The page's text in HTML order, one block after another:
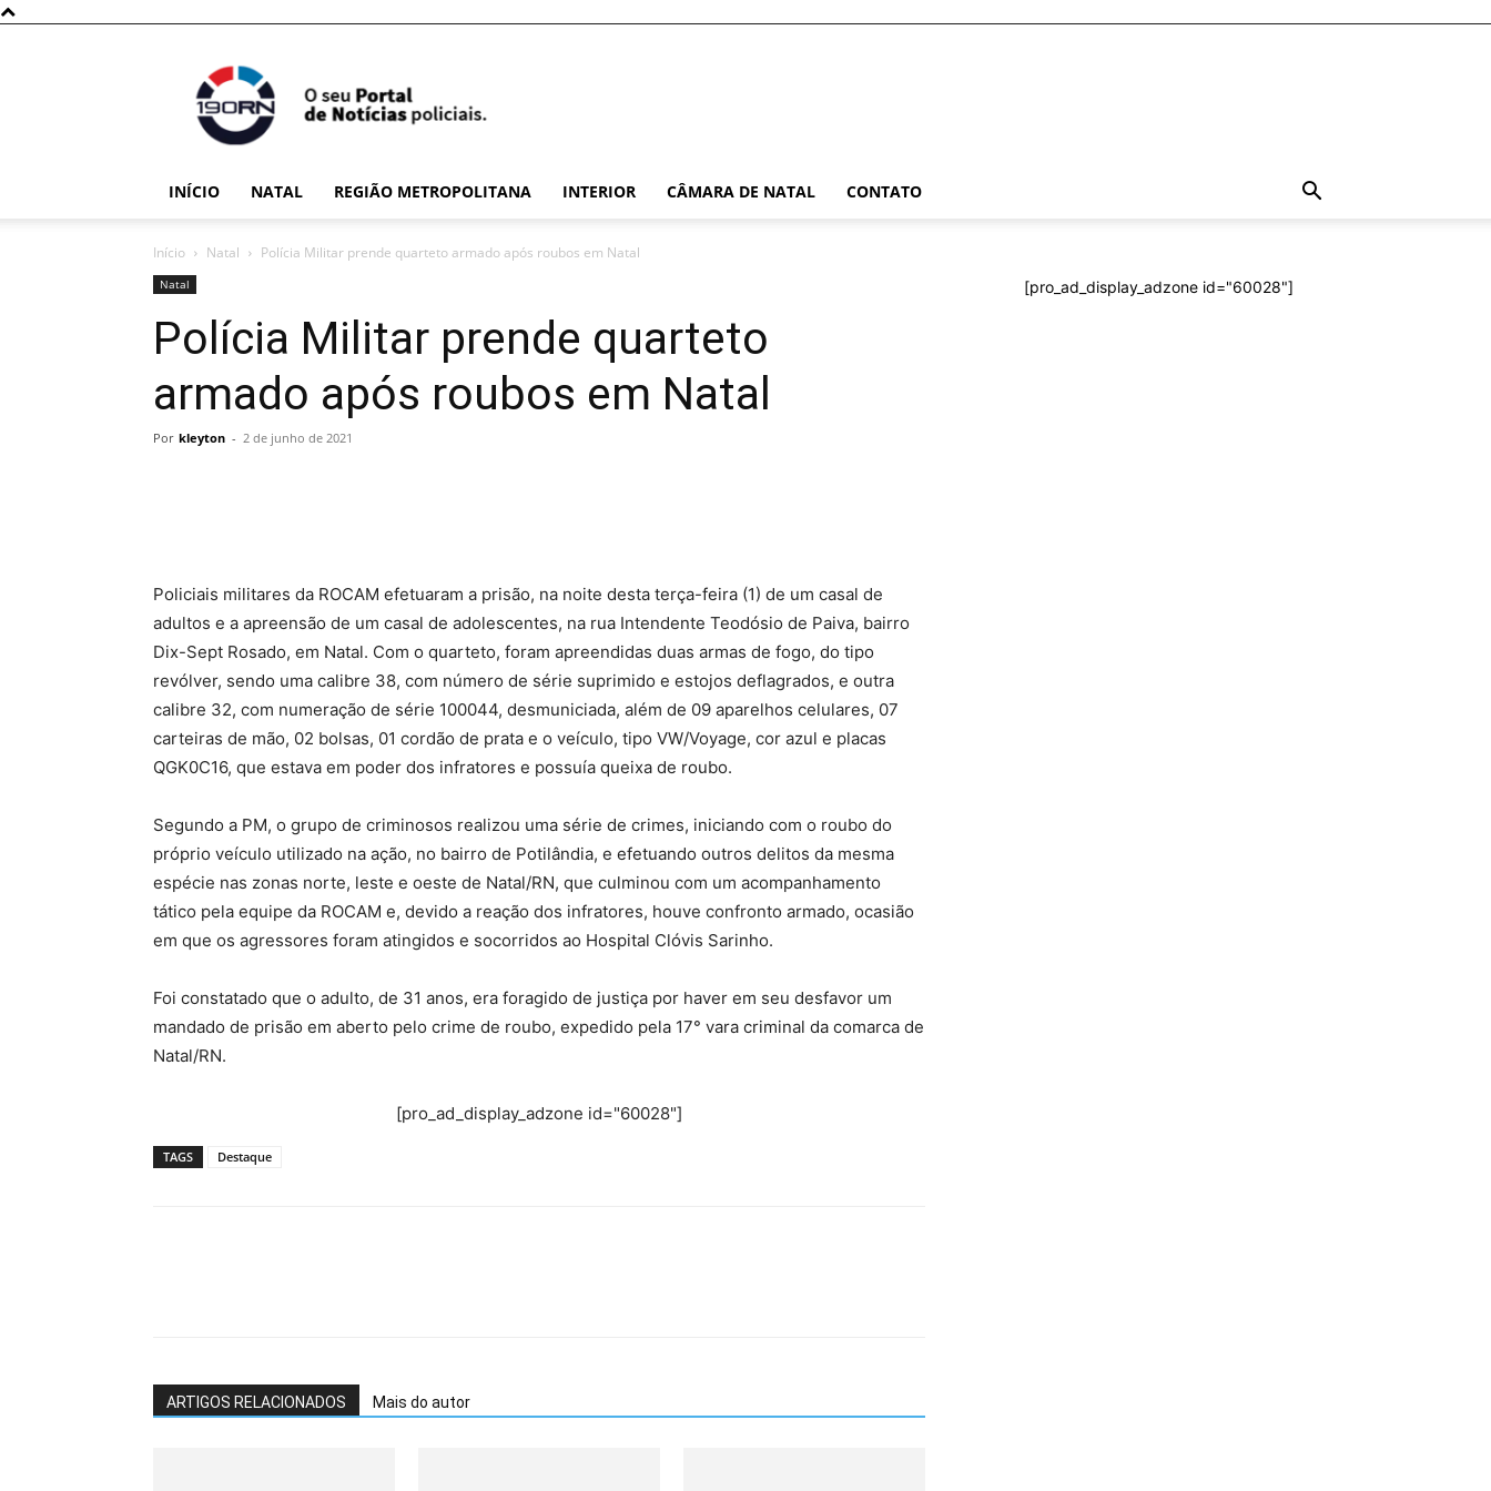
INÍCIO NATAL REGIÃO METROPOLITANA INTERIOR CÂMARA DE NATAL CONTATO
Início Natal Polícia Militar prende quarteto armado após roubos em Natal
Natal
Polícia Militar prende quarteto
armado após roubos em Natal
Por kleyton - 2 de junho de 2021
Policiais militares da ROCAM efetuaram a prisão, na noite desta terça-feira (1) de um casal de
adultos e a apreensão de um casal de adolescentes, na rua Intendente Teodósio de Paiva, bairro
Dix-Sept Rosado, em Natal. Com o quarteto, foram apreendidas duas armas de fogo, do tipo
revólver, sendo uma calibre 38, com número de série suprimido e estojos deflagrados, e outra
calibre 32, com numeração de série 100044, desmuniciada, além de 09 aparelhos celulares, 07
carteiras de mão, 02 bolsas, 01 cordão de prata e o veículo, tipo VW/Voyage, cor azul e placas
QGK0C16, que estava em poder dos infratores e possuía queixa de roubo.
Segundo a PM, o grupo de criminosos realizou uma série de crimes, iniciando com o roubo do
próprio veículo utilizado na ação, no bairro de Potilândia, e efetuando outros delitos da mesma
espécie nas zonas norte, leste e oeste de Natal/RN, que culminou com um acompanhamento
tático pela equipe da ROCAM e, devido a reação dos infratores, houve confronto armado, ocasião
em que os agressores foram atingidos e socorridos ao Hospital Clóvis Sarinho.
Foi constatado que o adulto, de 31 anos, era foragido de justiça por haver em seu desfavor um
mandado de prisão em aberto pelo crime de roubo, expedido pela 17° vara criminal da comarca de
Natal/RN.
[pro_ad_display_adzone id="60028"]
TAGS Destaque
ARTIGOS RELACIONADOS Mais do autor
[pro_ad_display_adzone id="60028"]